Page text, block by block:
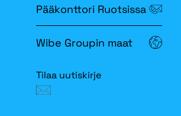
Pääkonttori Ruotsissa
Wibe Groupin maat
Tilaa uutiskirje